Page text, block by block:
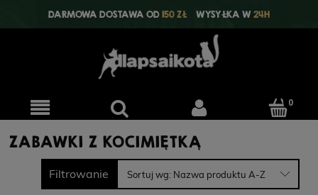
DARMOWA DOSTAWA OD150 ZŁ WYSYŁKA W24H
ZABAWKI Z KOCIMIĘTKĄ
Filtrowanie Sortuj wg: Nazwa produktu A-Z